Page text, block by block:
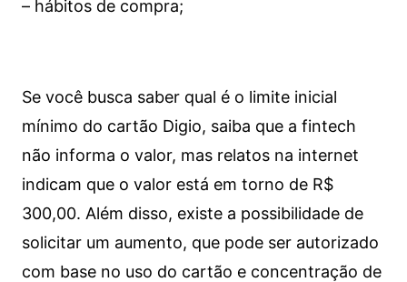
– hábitos de compra;
Se você busca saber qual é o limite inicial
mínimo do cartão Digio, saiba que a fintech
não informa o valor, mas relatos na internet
indicam que o valor está em torno de R$
300,00. Além disso, existe a possibilidade de
solicitar um aumento, que pode ser autorizado
com base no uso do cartão e concentração de